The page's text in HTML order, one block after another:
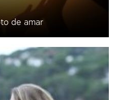
de amar